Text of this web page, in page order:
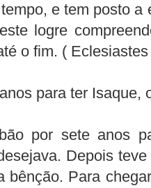
e tem posto a
logre
o fim. (
para ter Isaque,
por sete anos
Depois
bênção. Para